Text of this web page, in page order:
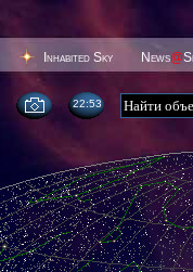
Inhabited Sky News@
22 53